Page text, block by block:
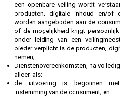
een openbare veiling wordt
producten, digitale inhoud en/of
worden aangeboden aan de
of de mogelijkheid krijgt
onder leiding van een
bieder verplicht is de producten,
nemen;
Dienstenovereenkomsten, na
alleen als:
de uitvoering is begonnen met
instemming van de consument; en